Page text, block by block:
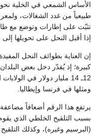
طبيعياً من غدد الشغالات،
تثبّت على إطارات وتوضع مع
إذا أقبل النحل على تحويلها
إن العناية بطوائف النحل
كبيرة؛ إذ يُقدّر دخل بعض
ومثلها في فرنسا وإيطاليا.
يرتفع هذا الرقم أضعافاً
بسبب التلقيح الخلطي الذي
(البرسيم وغيره)، وكذلك